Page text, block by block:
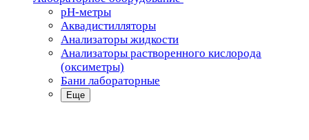
pH-метры
Аквадистилляторы
Анализаторы жидкости
Анализаторы растворенного кислорода
(оксиметры)
Бани лабораторные
Еще